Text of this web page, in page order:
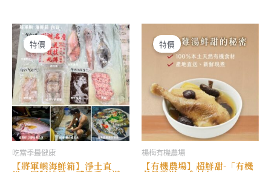
式。
可
在
產
品
頁
面
選
擇
選
項
NT$3,999
式。
可
在
產
品
頁
面
選
擇
選
項
特價
吃當季最健康
【將軍嶼海鮮箱】淨土直
特價
楊梅有機農場
【有機農場】超鮮甜-「有機